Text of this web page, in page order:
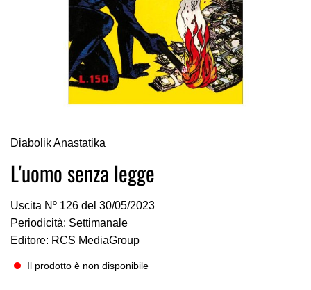
all'inizio
della
galleria
immagini
Diabolik Anastatika
L'uomo senza legge
Uscita Nº 126 del 30/05/2023
Periodicità: Settimanale
Editore: RCS MediaGroup
Il prodotto è non disponibile